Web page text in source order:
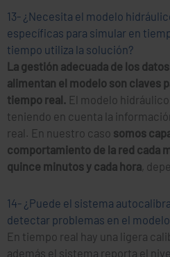
13- ¿Necesita el modelo
específicas para simular en
tiempo utiliza la solución?
La gestión adecuada de los
alimentan el modelo son claves
tiempo real. El modelo
teniendo en cuenta la
real. En nuestro caso somos
comportamiento de la red cada
quince minutos y cada hora,
14- ¿Puede el sistema
detectar problemas en el
En tiempo real hay una ligera
además el sistema reporta el